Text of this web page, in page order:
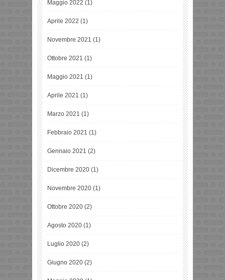
Maggio 2022 (1)
Aprile 2022 (1)
Novembre 2021 (1)
Ottobre 2021 (1)
Maggio 2021 (1)
Aprile 2021 (1)
Marzo 2021 (1)
Febbraio 2021 (1)
Gennaio 2021 (2)
Dicembre 2020 (1)
Novembre 2020 (1)
Ottobre 2020 (2)
Agosto 2020 (1)
Luglio 2020 (2)
Giugno 2020 (2)